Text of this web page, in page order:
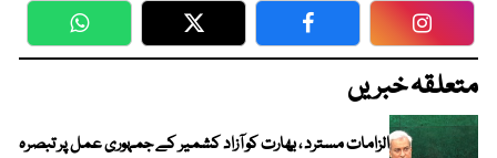
WhatsApp Twitter Facebook
متعلقہ خبریں
الزامات مسترد ، بھارت کو آزاد کشمیر کے جمہوری عمل پر تبصرہ